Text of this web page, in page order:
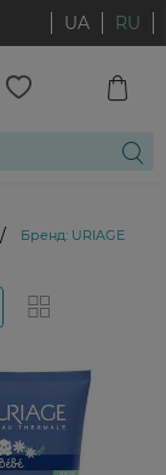
UA RU
/ Бренд: URIAGE